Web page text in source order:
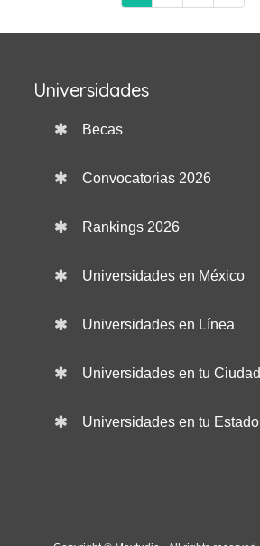
Universidades
Becas
Convocatorias 2026
Rankings 2026
Universidades en México
Universidades en Línea
Universidades en tu Ciudad
Universidades en tu Estado